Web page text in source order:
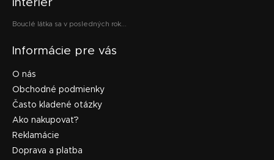
interiér
Bouclé látka sa v posledných rok...
Informácie pre vás
O nás
Obchodné podmienky
Často kladené otázky
Ako nakupovať?
Reklamácie
Doprava a platba